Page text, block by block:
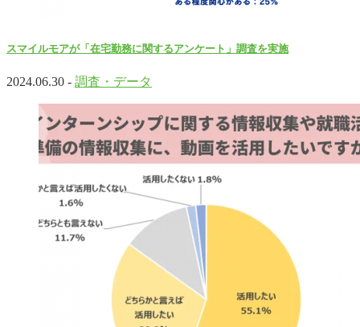
スマイルモアが「在宅勤務に関するアンケート」調査を実施
2024.06.30 - 調査・データ